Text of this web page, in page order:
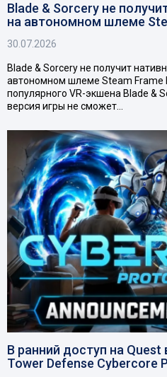
Blade & Sorcery не
на автономном шлеме
30.07.2026
Blade & Sorcery не получит
автономном шлеме Steam Frame
популярного VR-экшена Blade &
версия игры не сможет…
В ранний доступ на
Tower Defense Cybercore